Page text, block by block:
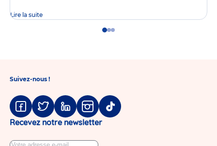
Lire la suite
GoGoGo
Suivez-nous !
Facebook
TwitterLinkedinInstagram
Tiktok
Recevez notre newsletter